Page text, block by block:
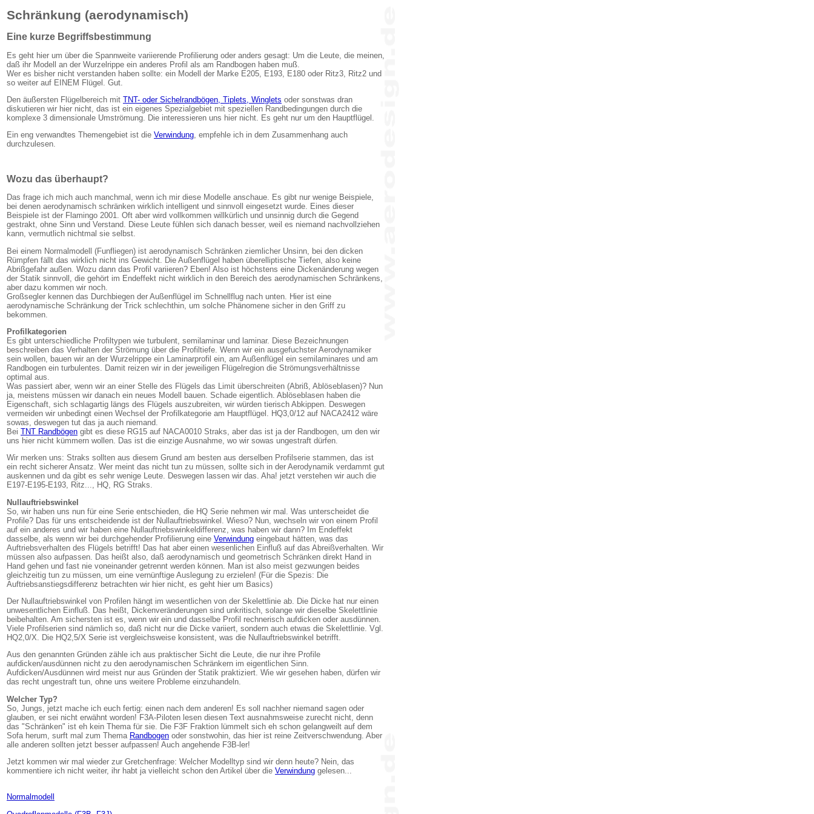
Schränkung (aerodynamisch)
Eine kurze Begriffsbestimmung
Es geht hier um über die Spannweite variierende Profilierung oder anders gesagt: Um die Leute, die meinen,
daß ihr Modell an der Wurzelrippe ein anderes Profil als am Randbogen haben muß.
Wer es bisher nicht verstanden haben sollte: ein Modell der Marke E205, E193, E180 oder Ritz3, Ritz2 und
so weiter auf EINEM Flügel. Gut.
Den äußersten Flügelbereich mit TNT- oder Sichelrandbögen, Tiplets, Winglets oder sonstwas dran
diskutieren wir hier nicht, das ist ein eigenes Spezialgebiet mit speziellen Randbedingungen durch die
komplexe 3 dimensionale Umströmung. Die interessieren uns hier nicht. Es geht nur um den Hauptflügel.
Ein eng verwandtes Themengebiet ist die Verwindung, empfehle ich in dem Zusammenhang auch
durchzulesen.
Wozu das überhaupt?
Das frage ich mich auch manchmal, wenn ich mir diese Modelle anschaue. Es gibt nur wenige Beispiele,
bei denen aerodynamisch schränken wirklich intelligent und sinnvoll eingesetzt wurde. Eines dieser
Beispiele ist der Flamingo 2001. Oft aber wird vollkommen willkürlich und unsinnig durch die Gegend
gestrakt, ohne Sinn und Verstand. Diese Leute fühlen sich danach besser, weil es niemand nachvollziehen
kann, vermutlich nichtmal sie selbst.
Bei einem Normalmodell (Funfliegen) ist aerodynamisch Schränken ziemlicher Unsinn, bei den dicken
Rümpfen fällt das wirklich nicht ins Gewicht. Die Außenflügel haben überelliptische Tiefen, also keine
Abrißgefahr außen. Wozu dann das Profil variieren? Eben! Also ist höchstens eine Dickenänderung wegen
der Statik sinnvoll, die gehört im Endeffekt nicht wirklich in den Bereich des aerodynamischen Schränkens,
aber dazu kommen wir noch.
Großsegler kennen das Durchbiegen der Außenflügel im Schnellflug nach unten. Hier ist eine
aerodynamische Schränkung der Trick schlechthin, um solche Phänomene sicher in den Griff zu
bekommen.
Profilkategorien
Es gibt unterschiedliche Profiltypen wie turbulent, semilaminar und laminar. Diese Bezeichnungen
beschreiben das Verhalten der Strömung über die Profiltiefe. Wenn wir ein ausgefuchster Aerodynamiker
sein wollen, bauen wir an der Wurzelrippe ein Laminarprofil ein, am Außenflügel ein semilaminares und am
Randbogen ein turbulentes. Damit reizen wir in der jeweiligen Flügelregion die Strömungsverhältnisse
optimal aus.
Was passiert aber, wenn wir an einer Stelle des Flügels das Limit überschreiten (Abriß, Ablöseblasen)? Nun
ja, meistens müssen wir danach ein neues Modell bauen. Schade eigentlich. Ablöseblasen haben die
Eigenschaft, sich schlagartig längs des Flügels auszubreiten, wir würden tierisch Abkippen. Deswegen
vermeiden wir unbedingt einen Wechsel der Profilkategorie am Hauptflügel. HQ3,0/12 auf NACA2412 wäre
sowas, deswegen tut das ja auch niemand.
Bei TNT Randbögen gibt es diese RG15 auf NACA0010 Straks, aber das ist ja der Randbogen, um den wir
uns hier nicht kümmern wollen. Das ist die einzige Ausnahme, wo wir sowas ungestraft dürfen.
Wir merken uns: Straks sollten aus diesem Grund am besten aus derselben Profilserie stammen, das ist
ein recht sicherer Ansatz. Wer meint das nicht tun zu müssen, sollte sich in der Aerodynamik verdammt gut
auskennen und da gibt es sehr wenige Leute. Deswegen lassen wir das. Aha! jetzt verstehen wir auch die
E197-E195-E193, Ritz..., HQ, RG Straks.
Nullauftriebswinkel
So, wir haben uns nun für eine Serie entschieden, die HQ Serie nehmen wir mal. Was unterscheidet die
Profile? Das für uns entscheidende ist der Nullauftriebswinkel. Wieso? Nun, wechseln wir von einem Profil
auf ein anderes und wir haben eine Nullauftriebswinkeldifferenz, was haben wir dann? Im Endeffekt
dasselbe, als wenn wir bei durchgehender Profilierung eine Verwindung eingebaut hätten, was das
Auftriebsverhalten des Flügels betrifft! Das hat aber einen wesenlichen Einfluß auf das Abreißverhalten. Wir
müssen also aufpassen. Das heißt also, daß aerodynamisch und geometrisch Schränken direkt Hand in
Hand gehen und fast nie voneinander getrennt werden können. Man ist also meist gezwungen beides
gleichzeitig tun zu müssen, um eine vernünftige Auslegung zu erzielen! (Für die Spezis: Die
Auftriebsanstiegsdifferenz betrachten wir hier nicht, es geht hier um Basics)
Der Nullauftriebswinkel von Profilen hängt im wesentlichen von der Skelettlinie ab. Die Dicke hat nur einen
unwesentlichen Einfluß. Das heißt, Dickenveränderungen sind unkritisch, solange wir dieselbe Skelettlinie
beibehalten. Am sichersten ist es, wenn wir ein und dasselbe Profil rechnerisch aufdicken oder ausdünnen.
Viele Profilserien sind nämlich so, daß nicht nur die Dicke variiert, sondern auch etwas die Skelettlinie. Vgl.
HQ2,0/X. Die HQ2,5/X Serie ist vergleichsweise konsistent, was die Nullauftriebswinkel betrifft.
Aus den genannten Gründen zähle ich aus praktischer Sicht die Leute, die nur ihre Profile
aufdicken/ausdünnen nicht zu den aerodynamischen Schränkern im eigentlichen Sinn.
Aufdicken/Ausdünnen wird meist nur aus Gründen der Statik praktiziert. Wie wir gesehen haben, dürfen wir
das recht ungestraft tun, ohne uns weitere Probleme einzuhandeln.
Welcher Typ?
So, Jungs, jetzt mache ich euch fertig: einen nach dem anderen! Es soll nachher niemand sagen oder
glauben, er sei nicht erwähnt worden! F3A-Piloten lesen diesen Text ausnahmsweise zurecht nicht, denn
das "Schränken" ist eh kein Thema für sie. Die F3F Fraktion lümmelt sich eh schon gelangweilt auf dem
Sofa herum, surft mal zum Thema Randbogen oder sonstwohin, das hier ist reine Zeitverschwendung. Aber
alle anderen sollten jetzt besser aufpassen! Auch angehende F3B-ler!
Jetzt kommen wir mal wieder zur Gretchenfrage: Welcher Modelltyp sind wir denn heute? Nein, das
kommentiere ich nicht weiter, ihr habt ja vielleicht schon den Artikel über die Verwindung gelesen...
Normalmodell